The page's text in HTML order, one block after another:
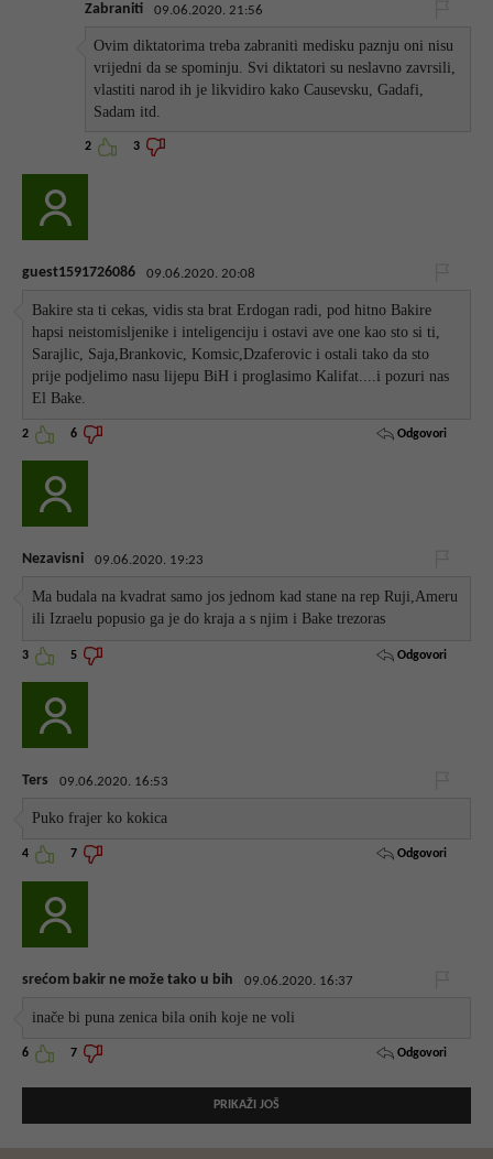
Zabraniti 09.06.2020. 21:56
Ovim diktatorima treba zabraniti medisku paznju oni nisu
vrijedni da se spominju. Svi diktatori su neslavno zavrsili,
vlastiti narod ih je likvidiro kako Causevsku, Gadafi,
Sadam itd.
2 3
guest1591726086 09.06.2020. 20:08
Bakire sta ti cekas, vidis sta brat Erdogan radi, pod hitno Bakire
hapsi neistomisljenike i inteligenciju i ostavi ave one kao sto si ti,
Sarajlic, Saja,Brankovic, Komsic,Dzaferovic i ostali tako da sto
prije podjelimo nasu lijepu BiH i proglasimo Kalifat....i pozuri nas
El Bake.
2 6 Odgovori
Nezavisni 09.06.2020. 19:23
Ma budala na kvadrat samo jos jednom kad stane na rep Ruji,Ameru
ili Izraelu popusio ga je do kraja a s njim i Bake trezoras
3 5 Odgovori
Ters 09.06.2020. 16:53
Puko frajer ko kokica
4 7 Odgovori
srećom bakir ne može tako u bih 09.06.2020. 16:37
inače bi puna zenica bila onih koje ne voli
6 7 Odgovori
PRIKAŽI JOŠ